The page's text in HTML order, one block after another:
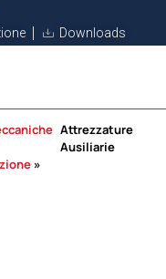
Downloads
Attrezzature
Ausiliarie